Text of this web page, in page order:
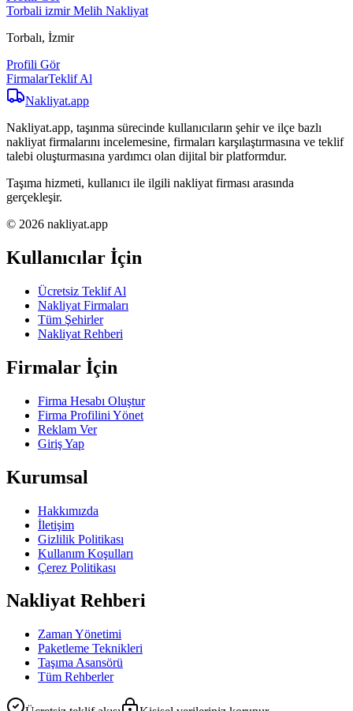
Torbali izmir Melih Nakliyat
Torbalı, İzmir
Profili Gör
FirmalarTeklif Al
Nakliyat.app
Nakliyat.app, taşınma sürecinde kullanıcıların şehir ve ilçe bazlı
nakliyat firmalarını incelemesine, firmaları karşılaştırmasına ve teklif
talebi oluşturmasına yardımcı olan dijital bir platformdur.
Taşıma hizmeti, kullanıcı ile ilgili nakliyat firması arasında
gerçekleşir.
© 2026 nakliyat.app
Kullanıcılar İçin
Ücretsiz Teklif Al
Nakliyat Firmaları
Tüm Şehirler
Nakliyat Rehberi
Firmalar İçin
Firma Hesabı Oluştur
Firma Profilini Yönet
Reklam Ver
Giriş Yap
Kurumsal
Hakkımızda
İletişim
Gizlilik Politikası
Kullanım Koşulları
Çerez Politikası
Nakliyat Rehberi
Zaman Yönetimi
Paketleme Teknikleri
Taşıma Asansörü
Tüm Rehberler